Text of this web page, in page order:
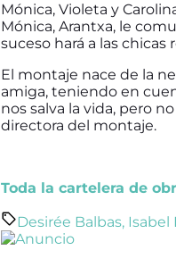
Mónica, Violeta y
Mónica, Arantxa, le
suceso hará a las
El montaje nace de la
amiga, teniendo en
nos salva la vida, pero
directora del montaje.
Toda la cartelera de
Desirée Balbas, Isabel